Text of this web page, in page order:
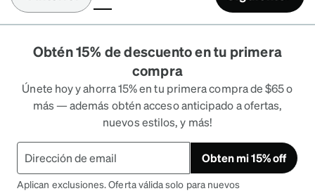
Obtén 15% de descuento en tu primera
compra
Únete hoy y ahorra 15% en tu primera compra de $65 o
más — además obtén acceso anticipado a ofertas,
nuevos estilos, y más!
Obten mi 15% off
Aplican exclusiones. Oferta válida solo para nuevos